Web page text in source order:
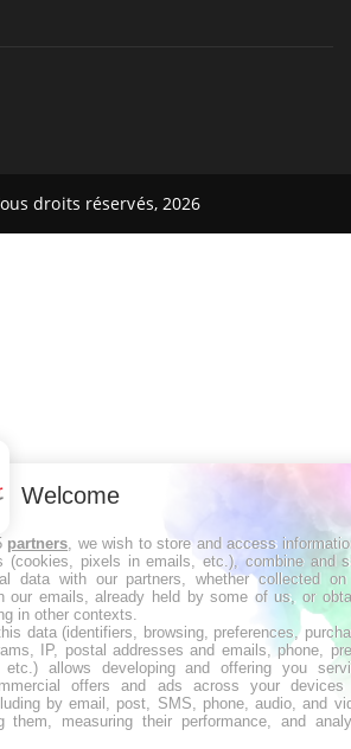
droits réservés, 2026
Welcome
partners , we wish to store and access
(cookies, pixels in emails, etc.), combine and
data with our partners, whether collected
our emails, already held by some of us, or
in other contexts.
data (identifiers, browsing, preferences,
IP, postal addresses and emails, phone,
etc.) allows developing and offering you
offers and ads across your devices
by email, post, SMS, phone, audio, and
them, measuring their performance, and